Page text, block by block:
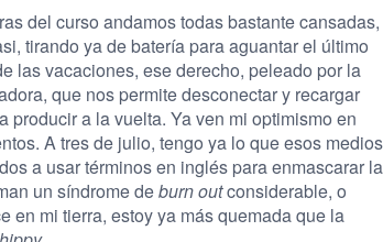
del curso andamos todas bastante cansadas,
tirando ya de batería para aguantar el último
las vacaciones, ese derecho, peleado por la
que nos permite desconectar y recargar
producir a la vuelta. Ya ven mi optimismo en
A tres de julio, tengo ya lo que esos medios
a usar términos en inglés para enmascarar la
un síndrome deburn outconsiderable, o
en mi tierra, estoy ya más quemada que la